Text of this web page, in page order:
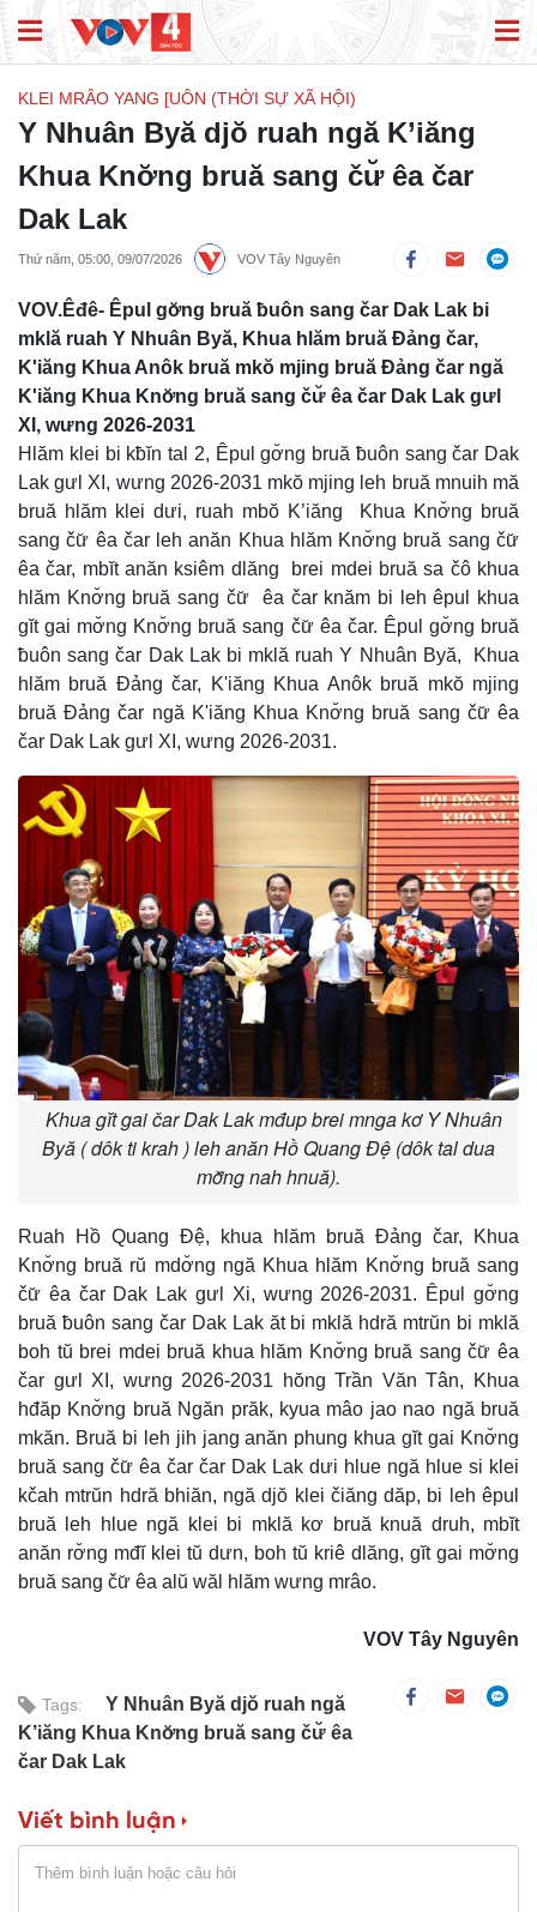
KLEI MRÂO YANG [UÔN (THỜI SỰ XÃ HỘI)
Y Nhuân Byă djŏ ruah ngă K’iăng
Khua Knơ̆ng bruă sang čư̆ êa čar
Dak Lak
Thứ năm, 05:00, 09/07/2026 VOV Tây Nguyên
VOV.Êđê- Êpul gơ̆ng bruă ƀuôn sang čar Dak Lak bi
mklă ruah Y Nhuân Byă, Khua hlăm bruă Đảng čar,
K'iăng Khua Anôk bruă mkŏ mjing bruă Đảng čar ngă
K'iăng Khua Knơ̆ng bruă sang čư̆ êa čar Dak Lak gưl
XI, wưng 2026-2031
Hlăm klei bi kƀĭn tal 2, Êpul gơ̆ng bruă ƀuôn sang čar Dak
Lak gưl XI, wưng 2026-2031 mkŏ mjing leh bruă mnuih mă
bruă hlăm klei dưi, ruah mbŏ K’iăng Khua Knơ̆ng bruă
sang čư̆ êa čar leh anăn Khua hlăm Knơ̆ng bruă sang čư̆
êa čar, mbĭt anăn ksiêm dlăng brei mdei bruă sa čô khua
hlăm Knơ̆ng bruă sang čư̆ êa čar knăm bi leh êpul khua
gĭt gai mơ̆ng Knơ̆ng bruă sang čư̆ êa čar. Êpul gơ̆ng bruă
ƀuôn sang čar Dak Lak bi mklă ruah Y Nhuân Byă, Khua
hlăm bruă Đảng čar, K'iăng Khua Anôk bruă mkŏ mjing
bruă Đảng čar ngă K'iăng Khua Knơ̆ng bruă sang čư̆ êa
čar Dak Lak gưl XI, wưng 2026-2031.
Khua gĭt gai čar Dak Lak mđup brei mnga kơ Y Nhuân
Byă ( dôk ti krah ) leh anăn Hồ Quang Đệ (dôk tal dua
mơ̆ng nah hnuă).
Ruah Hồ Quang Đệ, khua hlăm bruă Đảng čar, Khua
Knơ̆ng bruă rŭ mdơ̆ng ngă Khua hlăm Knơ̆ng bruă sang
čư̆ êa čar Dak Lak gưl Xi, wưng 2026-2031. Êpul gơ̆ng
bruă ƀuôn sang čar Dak Lak ăt bi mklă hdră mtrŭn bi mklă
boh tŭ brei mdei bruă khua hlăm Knơ̆ng bruă sang čư̆ êa
čar gưl XI, wưng 2026-2031 hŏng Trần Văn Tân, Khua
hđăp Knơ̆ng bruă Ngăn prăk, kyua mâo jao nao ngă bruă
mkăn. Bruă bi leh jih jang anăn phung khua gĭt gai Knơ̆ng
bruă sang čư̆ êa čar čar Dak Lak dưi hlue ngă hlue si klei
kčah mtrŭn hdră bhiăn, ngă djŏ klei čiăng dăp, bi leh êpul
bruă leh hlue ngă klei bi mklă kơ bruă knuă druh, mbĭt
anăn rơ̆ng mđĭ klei tŭ dưn, boh tŭ kriê dlăng, gĭt gai mơ̆ng
bruă sang čư̆ êa alŭ wăl hlăm wưng mrâo.
VOV Tây Nguyên
Tags:
Y Nhuân Byă djŏ ruah ngă
K’iăng Khua Knơ̆ng bruă sang čư̆ êa
čar Dak Lak
Viết bình luận